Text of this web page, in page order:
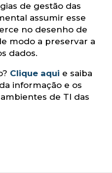
de gestão das
assumir esse
no desenho de
modo a preservar a
dados.
Clique aqui e saiba
informação e os
de TI das